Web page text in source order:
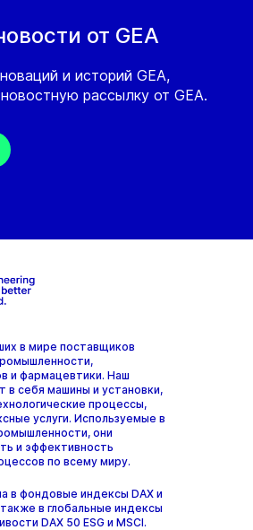
от GEA
и историй GEA,
рассылку от GEA.
в мире поставщиков
и фармацевтики. Наш
в себя машины и установки,
процессы,
услуги. Используемые в
они
и эффективность
по всему миру.
в фондовые индексы DAX и
в глобальные индексы
DAX 50 ESG и MSCI.